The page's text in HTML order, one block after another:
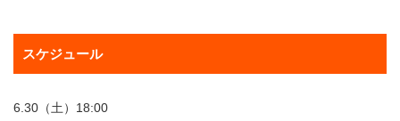
スケジュール
6.30（土）18:00